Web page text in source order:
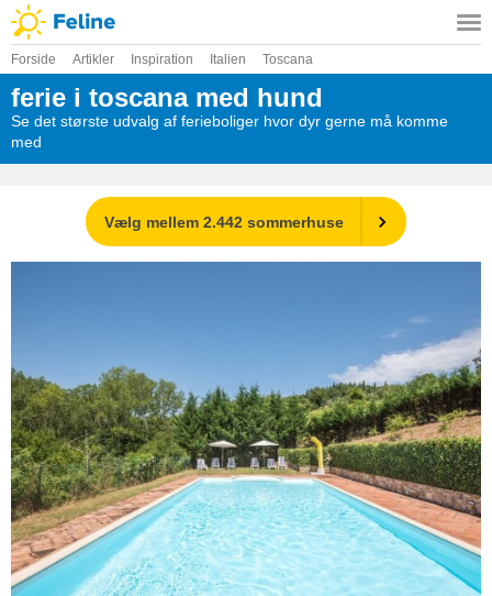
Forside Artikler Inspiration Italien Toscana
ferie i toscana med hund
Se det største udvalg af ferieboliger hvor dyr gerne må komme
med
Vælg mellem 2.442 sommerhuse